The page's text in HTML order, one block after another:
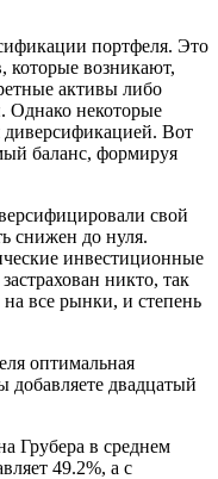
портфеля. Это
которые возникают,
активы либо
Однако некоторые
диверсификацией. Вот
баланс, формируя
свой
снижен до нуля.
инвестиционные
никто, так
все рынки, и степень
оптимальная
добавляете двадцатый
Грубера в среднем
49.2%, а с